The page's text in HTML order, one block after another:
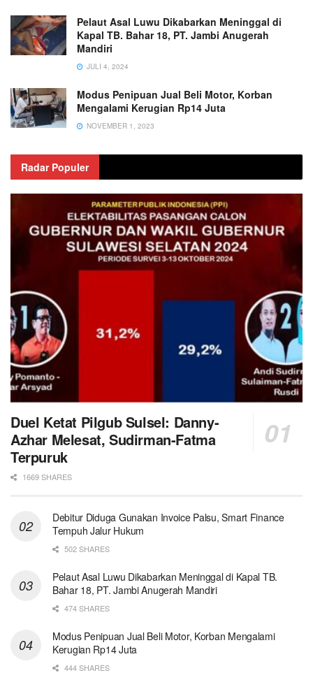
Pelaut Asal Luwu Dikabarkan Meninggal di
Kapal TB. Bahar 18, PT. Jambi Anugerah
Mandiri
JULI 4, 2024
Modus Penipuan Jual Beli Motor, Korban
Mengalami Kerugian Rp14 Juta
NOVEMBER 1, 2023
Radar Populer
Duel Ketat Pilgub Sulsel: Danny-
Azhar Melesat, Sudirman-Fatma
Terpuruk
1669 SHARES
Debitur Diduga Gunakan Invoice Palsu, Smart Finance
Tempuh Jalur Hukum
502 SHARES
Pelaut Asal Luwu Dikabarkan Meninggal di Kapal TB.
Bahar 18, PT. Jambi Anugerah Mandiri
474 SHARES
Modus Penipuan Jual Beli Motor, Korban Mengalami
Kerugian Rp14 Juta
444 SHARES